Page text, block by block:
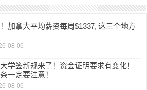
加拿大平均薪资每周$1337, 这三个地方
08-06
学签新规来了！资金证明要求有变化！
一定要注意！
08-06